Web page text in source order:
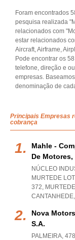
Foram encontrados
pesquisa realizada
relacionados com
estar relacionados
Aircraft, Airframe,
Pode encontrar os
telefone, direção e
empresas.
denominação de
Principais Empresas
cobrança
Mahle -
De Motores,
NÚCLEO
MURTEDE
372, MURTEDE
CANTANHEDE,
Nova
S.a.
PALMEIRA,